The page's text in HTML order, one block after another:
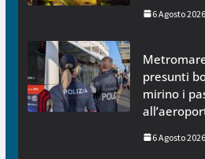
6 Agosto 2026
presunti
mirino i
6 Agosto 2026